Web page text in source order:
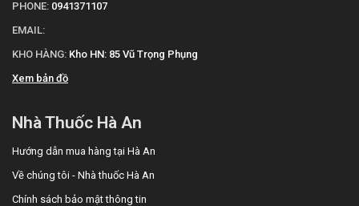
PHONE: 0941371107
EMAIL:
KHO HÀNG: Kho HN: 85 Vũ Trọng Phụng
Xem bản đồ
Nhà Thuốc Hà An
Hướng dẫn mua hàng tại Hà An
Về chúng tôi - Nhà thuốc Hà An
Chính sách bảo mật thông tin